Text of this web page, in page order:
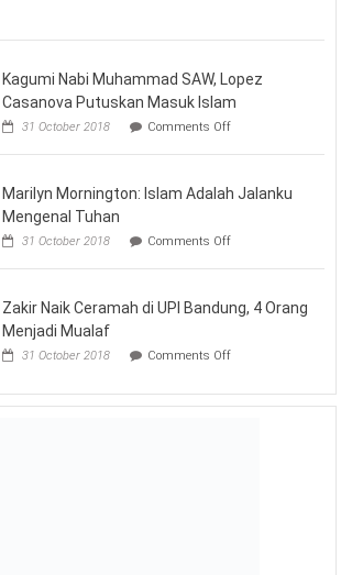
Test
Kagumi Nabi Muhammad SAW, Lopez
Casanova Putuskan Masuk Islam
31 October 2018 Comments Offon
Nabi
SAW,
Putuskan
Marilyn Mornington: Islam Adalah Jalanku
Mengenal Tuhan
31 October 2018 Comments Offon
Mornington:
Adalah
Tuhan
Zakir Naik Ceramah di UPI Bandung, 4 Orang
Menjadi Mualaf
31 October 2018 Comments Offon
Ceramah